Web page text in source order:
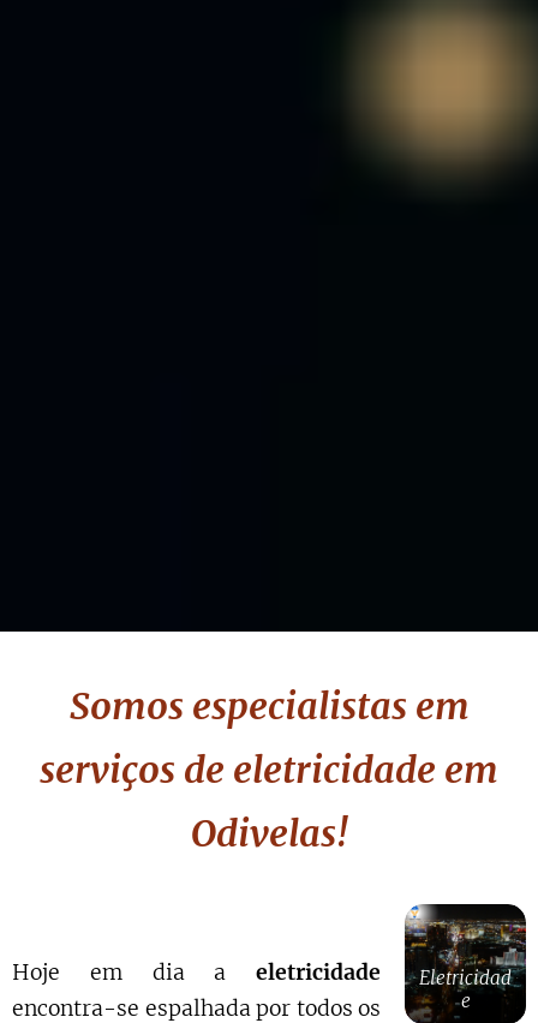
Somos especialistas em
serviços de eletricidade em
Odivelas!
Eletricidad
e
Hoje em dia aeletricidade
encontra-se espalhada por todos os